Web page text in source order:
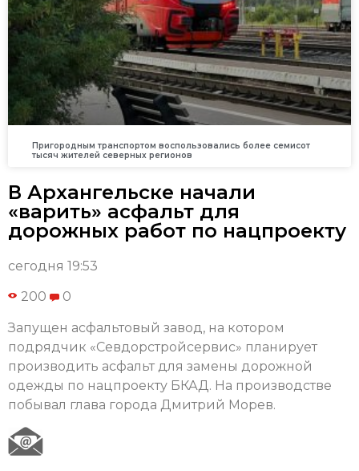
Пригородным транспортом воспользовались более семисот
тысяч жителей северных регионов
В Архангельске начали
«варить» асфальт для
дорожных работ по нацпроекту
сегодня 19:53
200 0
Запущен асфальтовый завод, на котором
подрядчик «Севдорстройсервис» планирует
производить асфальт для замены дорожной
одежды по нацпроекту БКАД. На производстве
побывал глава города Дмитрий Морев.